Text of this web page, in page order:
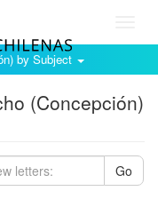
by Subject
(Concepción)
Go